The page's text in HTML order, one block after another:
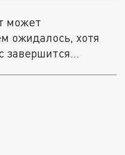
может
ожидалось, хотя
завершится